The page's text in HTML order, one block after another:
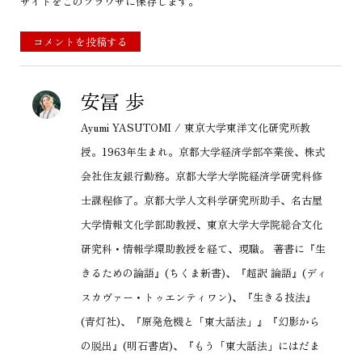
コメントを投稿する
安冨 歩
Ayumi YASUTOMI / 東京大学東洋文化研究所教
授。1963年生まれ。京都大学経済学部卒業後、株式
会社住友銀行勤務。京都大学大学院経済学研究科修
士課程修了。京都大学人文科学研究所助手、名古屋
大学情報文化学部助教授、東京大学大学院総合文化
研究科・情報学環助教授を経て、現職。 著書に『生
きるための論語』(ちくま新書)、『超訳 論語』(ディ
スカヴァー・トゥエンティワン)、『生きる技法』
(青灯社)、『原発危機と「東大話法」』『幻影から
の脱出』(明石書店)、『もう「東大話法」にはだま